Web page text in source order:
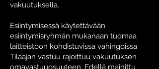
vakuutuksella.
Esiintymisessä käytettävään
esiintymisryhmän mukanaan tuomaa
laitteistoon kohdistuvissa vahingoissa
Tilaajan vastuu rajoittuu vakuutuksen
omavastuuosuuteen. Edellä mainittu